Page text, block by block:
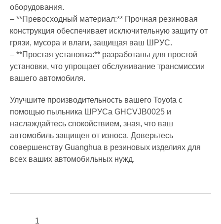
оборудования.
– **Превосходный материал:** Прочная резиновая
конструкция обеспечивает исключительную защиту от
грязи, мусора и влаги, защищая ваш ШРУС.
– **Простая установка:** разработаны для простой
установки, что упрощает обслуживание трансмиссии
вашего автомобиля.
Улучшите производительность вашего Toyota с
помощью пыльника ШРУСа GHCVJB0025 и
наслаждайтесь спокойствием, зная, что ваш
автомобиль защищен от износа. Доверьтесь
совершенству Guanghua в резиновых изделиях для
всех ваших автомобильных нужд.